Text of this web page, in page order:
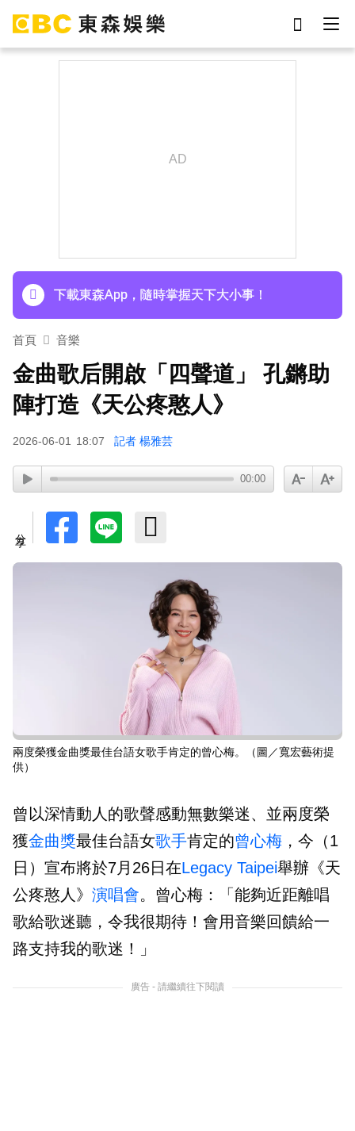
下載東森App，隨時掌握天下大小事！
首頁 音樂
金曲歌后開啟「四聲道」 孔鏘助
陣打造《天公疼憨人》
2026-06-01 18:07 記者 楊雅芸
00:00
兩度榮獲金曲獎最佳台語女歌手肯定的曾心梅。（圖／寬宏藝術提
供）
曾以深情動人的歌聲感動無數樂迷、並兩度榮
獲金曲獎最佳台語女歌手肯定的曾心梅 ，今（1
日）宣布將於7月26日在Legacy Taipei舉辦《天
公疼憨人》 演唱會。曾心梅：「能夠近距離唱
歌給歌迷聽，令我很期待！會用音樂回饋給一
路支持我的歌迷！」
廣告 - 請繼續往下閱讀